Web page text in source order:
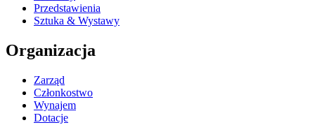
Przedstawienia
Sztuka & Wystawy
Organizacja
Zarząd
Członkostwo
Wynajem
Dotacje